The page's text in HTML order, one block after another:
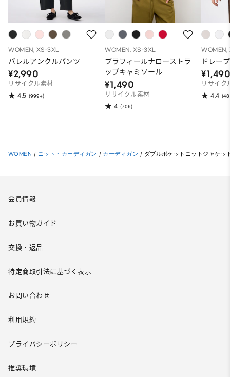
WOMEN, XS-3XL
バレルアンクルパンツ
¥2,990
リサイクル素材
4.5 (999+)
WOMEN, XS-3XL
ブラフィールナローストラ
ップキャミソール
¥1,490
リサイクル素材
4 (706)
WOMEN,
ドレー
リサイク
4.4
WOMEN / ニット・カーディガン / カーディガン / ダブルポケットニットジャケッ
会員情報
お買い物ガイド
交換・返品
特定商取引法に基づく表示
お問い合わせ
利用規約
プライバシーポリシー
推奨環境